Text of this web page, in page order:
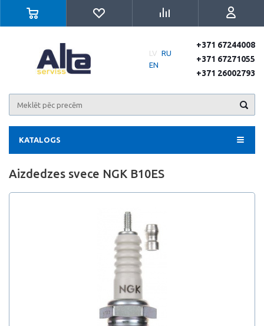
LV RU
EN
+371 67244008
+371 67271055
+371 26002793
KATALOGS
Aizdedzes svece NGK B10ES